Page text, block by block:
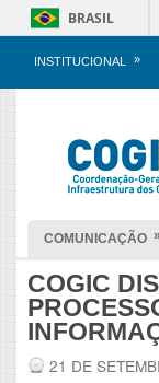
BRASIL
INSTITUCIONAL »
COMUNICAÇÃO »
COGIC
21 DE